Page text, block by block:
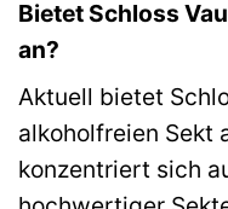
Bietet Schloss
an?
Aktuell bietet
alkoholfreien Sekt
konzentriert sich